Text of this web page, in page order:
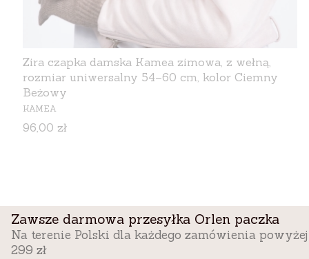
Zira czapka damska Kamea zimowa, z wełną,
rozmiar uniwersalny 54–60 cm, kolor Ciemny
Beżowy
PRODUCENT
KAMEA
Cena
96,00 zł
Zawsze darmowa przesyłka Orlen paczka
Na terenie Polski dla każdego zamówienia powyżej
299 zł